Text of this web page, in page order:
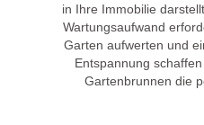
in Ihre Immobilie
Wartungsaufwand
Garten aufwerten und
Entspannung
Gartenbrunnen die